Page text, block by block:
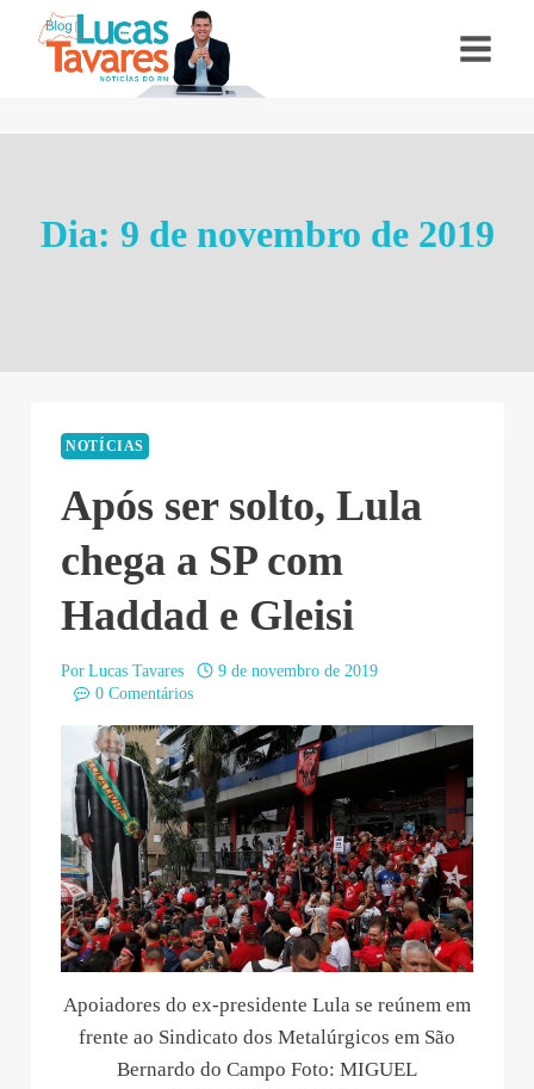
Dia: 9 de novembro de 2019
NOTÍCIAS
Após ser solto, Lula
chega a SP com
Haddad e Gleisi
Por Lucas Tavares
9 de novembro de 2019
0 Comentários
Apoiadores do ex-presidente Lula se reúnem em
frente ao Sindicato dos Metalúrgicos em São
Bernardo do Campo Foto: MIGUEL